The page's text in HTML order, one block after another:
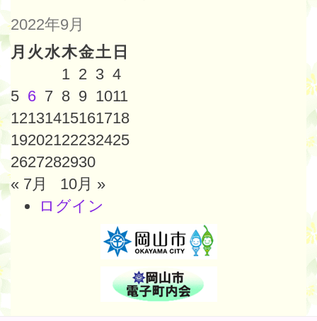
2022年9月
月 火水木金土 日
1 2 3 4
5 6 7 8 9 1011
12131415161718
19202122232425
2627282930
« 7月
10月 »
ログイン